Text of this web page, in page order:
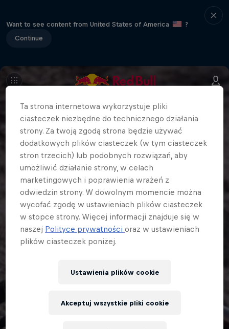
Want to see content from United States of America
?
Continue
Ta strona internetowa wykorzystuje pliki
ciasteczek niezbędne do technicznego działania
strony. Za twoją zgodą strona będzie używać
dodatkowych plików ciasteczek (w tym ciasteczek
stron trzecich) lub podobnych rozwiązań, aby
umożliwić działanie strony, w celach
marketingowych i poprawienia wrażeń z
odwiedzin strony. W dowolnym momencie można
wycofać zgodę w ustawieniach plików ciasteczek
w stopce strony. Więcej informacji znajduje się w
naszej Polityce prywatnościoraz w ustawieniach
plików ciasteczek poniżej.
Ustawienia plików cookie
Akceptuj wszystkie pliki cookie